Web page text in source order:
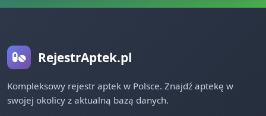
RejestrAptek.pl
Kompleksowy rejestr aptek w Polsce. Znajdź aptekę w
swojej okolicy z aktualną bazą danych.